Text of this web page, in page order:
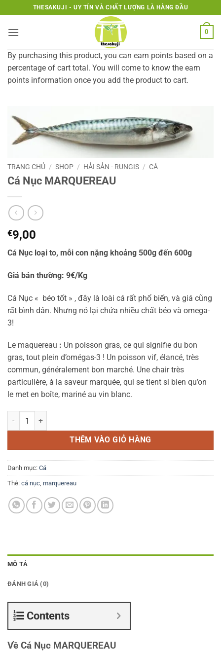
qua
nội
THESAKUJI - UY TÍN VÀ CHẤT LƯỢNG LÀ HÀNG ĐẦU
0
By purchasing this product, you can earn points based on a
percentage of cart total. You will come to know the earn
points information once you add the product to cart.
TRANG CHỦ / SHOP / HẢI SẢN - RUNGIS / CÁ
Cá Nục MARQUEREAU
€9,00
Cá Nục loại to, mỗi con nặng khoảng 500g đến 600g
Giá bán thường: 9€/Kg
Cá Nục « béo tốt » , đây là loài cá rất phổ biến, và giá cũng
rất bình dân. Nhưng nó lại chứa nhiều chất béo và omega-
3!
Le maquereau : Un poisson gras, ce qui signifie du bon
gras, tout plein d’omégas-3 ! Un poisson vif, élancé, très
commun, généralement bon marché. Une chair très
particulière, à la saveur marquée, qui se tient si bien qu’on
le met en boîte, mariné au vin blanc.
Cá Nục MARQUEREAU số lượng
THÊM VÀO GIỎ HÀNG
Danh mục: Cá
Thẻ: cá nục, marquereau
MÔ TẢ
ĐÁNH GIÁ (0)
Contents
Về Cá Nục MARQUEREAU